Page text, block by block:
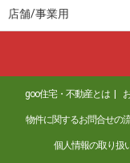
店舗/事業用
goo住宅・不動産とは
物件に関するお問合せの
個人情報の取り扱